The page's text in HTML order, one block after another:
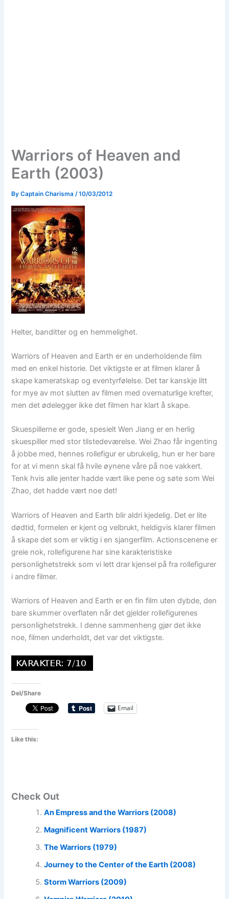
Warriors of Heaven and
Earth (2003)
ByCaptain Charisma /10/03/2012
Helter, banditter og en hemmelighet.
Warriors of Heaven and Earth er en underholdende film
med en enkel historie. Det viktigste er at filmen klarer å
skape kameratskap og eventyrfølelse. Det tar kanskje litt
for mye av mot slutten av filmen med overnaturlige krefter,
men det ødelegger ikke det filmen har klart å skape.
Skuespillerne er gode, spesielt Wen Jiang er en herlig
skuespiller med stor tilstedeværelse. Wei Zhao får ingenting
å jobbe med, hennes rollefigur er ubrukelig, hun er her bare
for at vi menn skal få hvile øynene våre på noe vakkert.
Tenk hvis alle jenter hadde vært like pene og søte som Wei
Zhao, det hadde vært noe det!
Warriors of Heaven and Earth blir aldri kjedelig. Det er lite
dødtid, formelen er kjent og velbrukt, heldigvis klarer filmen
å skape det som er viktig i en sjangerfilm. Actionscenene er
greie nok, rollefigurene har sine karakteristiske
personlighetstrekk som vi lett drar kjensel på fra rollefigurer
i andre filmer.
Warriors of Heaven and Earth er en fin film uten dybde, den
bare skummer overflaten når det gjelder rollefigurenes
personlighetstrekk. I denne sammenheng gjør det ikke
noe, filmen underholdt, det var det viktigste.
Del/Share
Email
Like this:
Check Out
An Empress and the Warriors (2008)
Magnificent Warriors (1987)
The Warriors (1979)
Journey to the Center of the Earth (2008)
Storm Warriors (2009)